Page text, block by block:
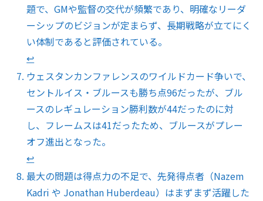
題で、GMや監督の交代が頻繁であり、明確なリーダ
ーシップのビジョンが定まらず、長期戦略が立てにく
い体制であると評価されている。
↩︎
ウェスタンカンファレンスのワイルドカード争いで、
セントルイス・ブルースも勝ち点96だったが、ブル
ースのレギュレーション勝利数が44だったのに対
し、フレームスは41だったため、ブルースがプレー
オフ進出となった。
↩︎
最大の問題は得点力の不足で、先発得点者（Nazem
Kadri や Jonathan Huberdeau）はまずまず活躍した